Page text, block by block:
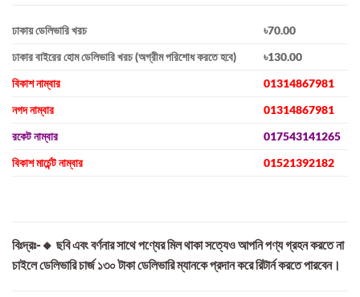
ঢাকায় ডেলিভারি খরচ
৳70.00
ঢাকার বাইরের হোম ডেলিভারি খরচ (অগ্রীম পরিশোধ করতে হবে)
৳130.00
বিকাশ নাম্বার
01314867981
নগদ নাম্বার
01314867981
রকেট নাম্বার
017543141265
বিকাশ মার্চেন্ট নাম্বার
01521392182
বিঃদ্রঃ-🔸 ছবি এবং বর্ণনার সাথে পণ্যের মিল থাকা সত্যেও আপনি পণ্য গ্রহন করতে না
চাইলে ডেলিভারি চার্জ ১৩০ টাকা ডেলিভারি ম্যানকে প্রদান করে রিটার্ন করতে পারবেন।